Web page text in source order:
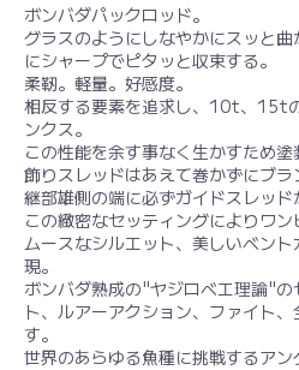
ボンバダパックロッド。
グラスのようにしなやかにスッと
にシャープでピタッと収束する。
柔靭。軽量。好感度。
相反する要素を追求し、10t、15t
ンクス。
この性能を余す事なく生かすため
飾りスレッドはあえて巻かずにブラ
継部雄側の端に必ずガイドスレッド
この緻密なセッティングによりワ
ムースなシルエット、美しいベン
現。
ボンバダ熟成の"ヤジロベエ理論"
ト、ルアーアクション、ファイト
す。
世界のあらゆる魚種に挑戦するアン